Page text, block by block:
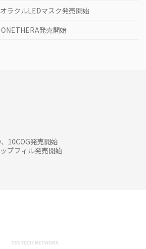
ラクルLEDマスク発売開始
発売開始
10COG発売開始
プフィル発売開始